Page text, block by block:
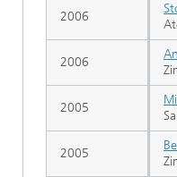
2006
2006
2005
2005